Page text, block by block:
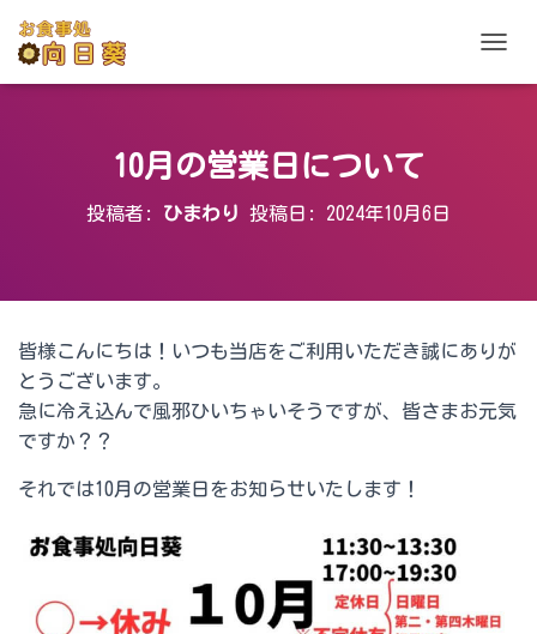
10月の営業日について
投稿者: ひまわり 投稿日: 2024年10月6日
皆様こんにちは！いつも当店をご利用いただき誠にありが
とうございます。
急に冷え込んで風邪ひいちゃいそうですが、皆さまお元気
ですか？？
それでは10月の営業日をお知らせいたします！